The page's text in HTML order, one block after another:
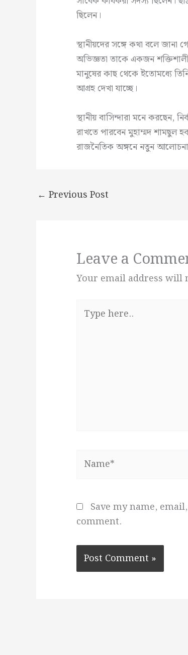
ছিলেন।
স্থানীয়দের সঙ্গে কথা বলে জানা
অভিজ্ঞতা তাকে একজন শক্তিশালী
মানুষের কাছ থেকে ইতোমধ্যে
আগ্রহ দেখা যাচ্ছে।
স্থানীয় বাসিন্দারা মনে করছেন,
রাখতে পারবেন মুহাম্মদ শামছুল
রাজনৈতিক অঙ্গনে নতুন
← Previous Post
Leave a
Your email address will
here..
Save my name,
comment.